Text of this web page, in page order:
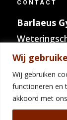
Wij
Wij gebruiken
functioneren en
akkoord met
CONTACT
Barlaeus
1017 RV
Telefoon:
E-mail: